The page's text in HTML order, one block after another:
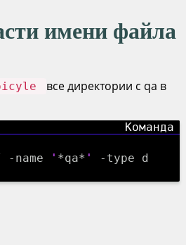
имени файла
все директории с qa в
name ' *qa* ' -type d